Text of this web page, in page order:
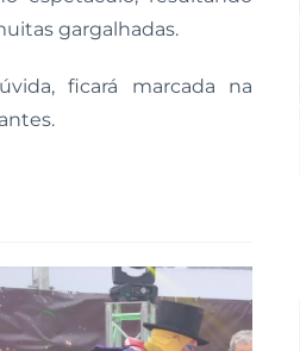
gargalhadas.
ficará marcada na